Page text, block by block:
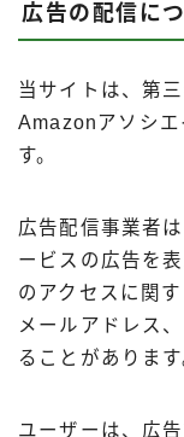
広告の配信に
当サイトは、第
Amazonアソシエ
す。
広告配信事業者
ービスの広告を
のアクセスに関
メールアドレス
ることがあります
ユーザーは、広